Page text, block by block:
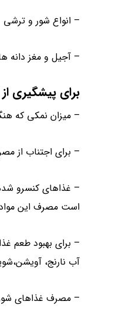
– انواع شور و ترشی
– آجیل و مغز دانه
برای پیشگیری
– میزان نمکی که
– برای اجتناب از
– غذاهای کنسرو
است مصرف این
– برای بهبود طعم
آب نارنج،
– مصرف غذاهای